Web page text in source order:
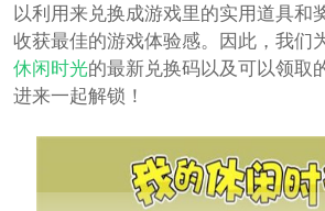
以利用来兑换成游戏里的实用道具和
收获最佳的游戏体验感。因此，我们
休闲时光的最新兑换码以及可以领取
进来一起解锁！